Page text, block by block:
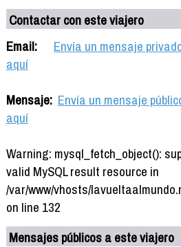
Contactar con este viajero
Email:
Envía un mensaje
aquí
Mensaje: Envía un mensaje
aquí
Warning: mysql_fetch_object():
valid MySQL result resource in
/var/www/vhosts/
on line 132
Mensajes públicos a este viajero